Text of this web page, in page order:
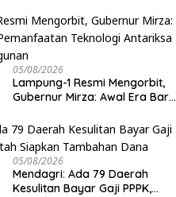
Dini Hari
05/08/2026
Lampung-1 Resmi Mengorbit,
Gubernur Mirza: Awal Era Baru
Antariksa untuk Pembangunan
05/08/2026
Mendagri: Ada 79 Daerah
Kesulitan Bayar Gaji PPPK,